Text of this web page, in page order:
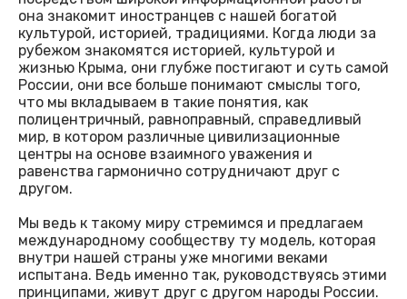
она знакомит иностранцев с нашей богатой
культурой, историей, традициями. Когда люди за
рубежом знакомятся историей, культурой и
жизнью Крыма, они глубже постигают и суть самой
России, они все больше понимают смыслы того,
что мы вкладываем в такие понятия, как
полицентричный, равноправный, справедливый
мир, в котором различные цивилизационные
центры на основе взаимного уважения и
равенства гармонично сотрудничают друг с
другом.
Мы ведь к такому миру стремимся и предлагаем
международному сообществу ту модель, которая
внутри нашей страны уже многими веками
испытана. Ведь именно так, руководствуясь этими
принципами, живут друг с другом народы России.